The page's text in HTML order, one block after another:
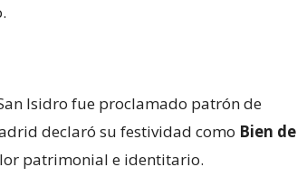
Isidro fue proclamado patrón de
declaró su festividad como Bien de
patrimonial e identitario.